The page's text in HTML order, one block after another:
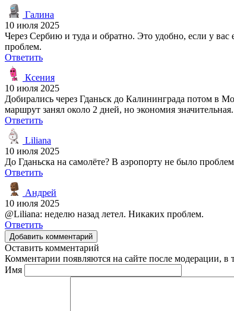
Галина
10 июля 2025
Через Сербию и туда и обратно. Это удобно, если у
проблем.
Ответить
Ксения
10 июля 2025
Добирались через Гданьск до Калининграда потом в
маршрут занял около 2 дней, но экономия значительная.
Ответить
Liliana
10 июля 2025
До Гданьска на самолёте? В аэропорту не было
Ответить
Андрей
10 июля 2025
@Liliana: неделю назад летел. Никаких проблем.
Ответить
Добавить комментарий
Оставить комментарий
Комментарии появляются на сайте после модерации, в
Имя